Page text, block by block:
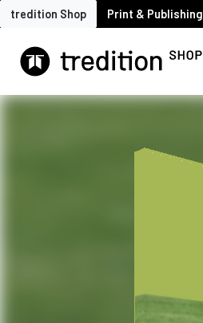
tredition Shop Print & Publishing